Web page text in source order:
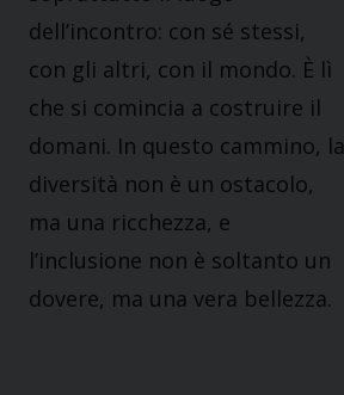
dell’incontro: con sé stessi,
con gli altri, con il mondo. È lì
che si comincia a costruire il
domani. In questo cammino, la
diversità non è un ostacolo,
ma una ricchezza, e
l’inclusione non è soltanto un
dovere, ma una vera bellezza.